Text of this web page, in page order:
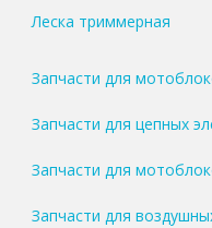
Леска триммерная
Запчасти для
Запчасти для цепных
Запчасти для
Запчасти для